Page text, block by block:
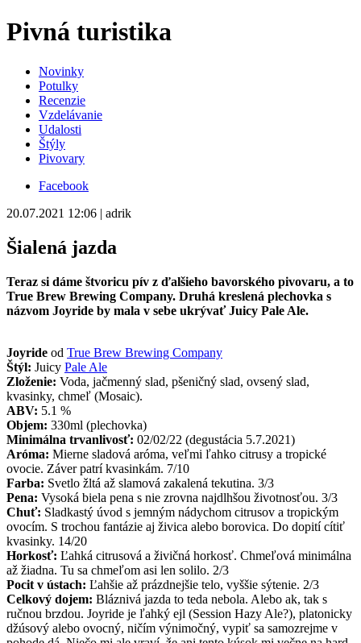
Pivná turistika
Novinky
Potulky
Recenzie
Vzdelávanie
Udalosti
Štýly
Pivovary
Facebook
20.07.2021 12:06 | adrik
Šialená jazda
Teraz si dáme štvoricu pív z ďalšieho bavorského pivovaru, a to
True Brew Brewing Company. Druhá kreslená plechovka s
názvom Joyride by mala v sebe ukrývať Juicy Pale Ale.
Joyride od True Brew Brewing Company
Štýl: Juicy Pale Ale
Zloženie: Voda, jačmenný slad, pšeničný slad, ovsený slad,
kvasinky, chmeľ (Mosaic).
ABV: 5.1 %
Objem: 330ml (plechovka)
Minimálna trvanlivosť: 02/02/22 (degustácia 5.7.2021)
Aróma: Mierne sladová aróma, veľmi ľahko citrusy a tropické
ovocie. Záver patrí kvasinkám. 7/10
Farba: Svetlo žltá až slamová zakalená tekutina. 3/3
Pena: Vysoká biela pena s nie zrovna najdlhšou životnosťou. 3/3
Chuť: Sladkastý úvod s jemným nádychom citrusov a tropickým
ovocím. S trochou fantázie aj živica alebo borovica. Do dopití cítiť
kvasinky. 14/20
Horkosť: Ľahká citrusová a živičná horkosť. Chmeľová minimálna
až žiadna. Tu sa chmeľom asi len solilo. 2/3
Pocit v ústach: Ľahšie až prázdnejšie telo, vyššie sýtenie. 2/3
Celkový dojem: Bláznivá jazda to teda nebola. Alebo ak, tak s
ručnou brzdou. Joyride je ľahký ejl (Session Hazy Ale?), platonicky
džúsový alebo ovocný, ničím výnimočný, vypiť sa samozrejme v